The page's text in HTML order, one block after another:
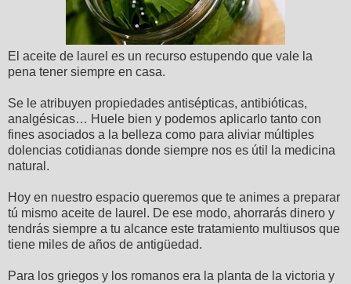
El aceite de laurel es un recurso estupendo que vale la
pena tener siempre en casa.
Se le atribuyen propiedades antisépticas, antibióticas,
analgésicas… Huele bien y podemos aplicarlo tanto con
fines asociados a la belleza como para aliviar múltiples
dolencias cotidianas donde siempre nos es útil la medicina
natural.
Hoy en nuestro espacio queremos que te animes a preparar
tú mismo aceite de laurel. De ese modo, ahorrarás dinero y
tendrás siempre a tu alcance este tratamiento multiusos que
tiene miles de años de antigüedad.
Para los griegos y los romanos era la planta de la victoria y